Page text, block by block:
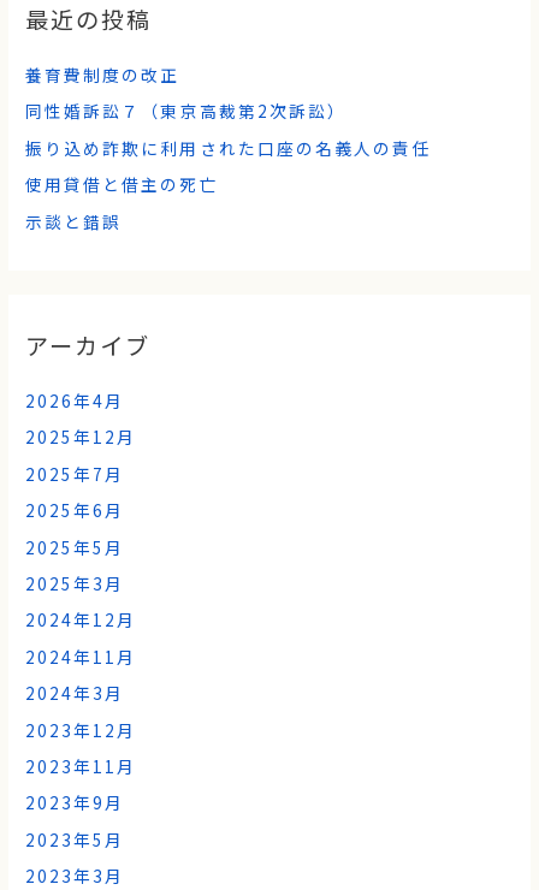
最近の投稿
養育費制度の改正
同性婚訴訟７（東京高裁第2次訴訟）
振り込め詐欺に利用された口座の名義人の責任
使用貸借と借主の死亡
示談と錯誤
アーカイブ
2026年4月
2025年12月
2025年7月
2025年6月
2025年5月
2025年3月
2024年12月
2024年11月
2024年3月
2023年12月
2023年11月
2023年9月
2023年5月
2023年3月